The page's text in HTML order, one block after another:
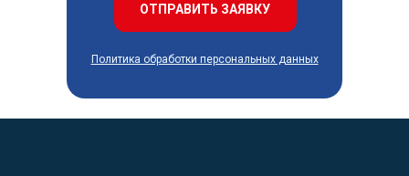
ОТПРАВИТЬ ЗАЯВКУ
Политика обработки персональных данных